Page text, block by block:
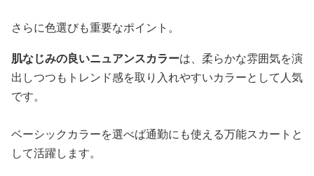
さらに色選びも重要なポイント。
肌なじみの良いニュアンスカラーは、柔らかな雰囲気を演
出しつつもトレンド感を取り入れやすいカラーとして人気
です。
ベーシックカラーを選べば通勤にも使える万能スカートと
して活躍します。